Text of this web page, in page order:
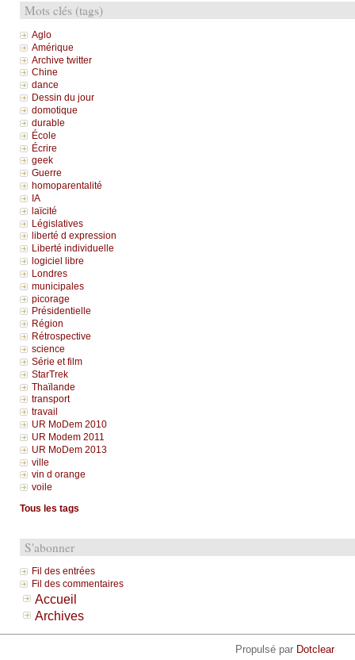
Mots clés (tags)
Aglo
Amérique
Archive twitter
Chine
dance
Dessin du jour
domotique
durable
École
Écrire
geek
Guerre
homoparentalité
IA
laïcité
Législatives
liberté d expression
Liberté individuelle
logiciel libre
Londres
municipales
picorage
Présidentielle
Région
Rétrospective
science
Série et film
StarTrek
Thaïlande
transport
travail
UR MoDem 2010
UR Modem 2011
UR MoDem 2013
ville
vin d orange
voile
Tous les tags
S'abonner
Fil des entrées
Fil des commentaires
Accueil
Archives
Propulsé par Dotclear